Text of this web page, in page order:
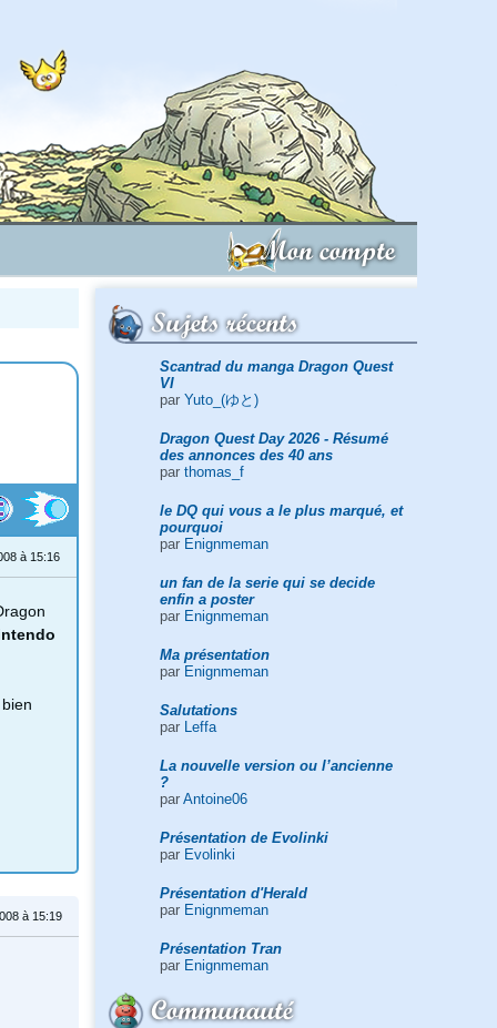
Mon compte
Sujets récents
Scantrad du manga Dragon Quest
VI
par Yuto_(ゆと)
Dragon Quest Day 2026 - Résumé
des annonces des 40 ans
par thomas_f
le DQ qui vous a le plus marqué, et
pourquoi
par Enignmeman
un fan de la serie qui se decide
enfin a poster
par Enignmeman
Ma présentation
par Enignmeman
Salutations
par
Leffa
La nouvelle version ou l’ancienne
?
par Antoine06
Présentation de Evolinki
par Evolinki
Présentation d'Herald
par Enignmeman
Présentation Tran
par Enignmeman
Communauté
à 15:16
à 15:19